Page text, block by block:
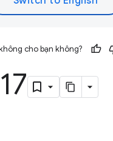
cho bạn không?